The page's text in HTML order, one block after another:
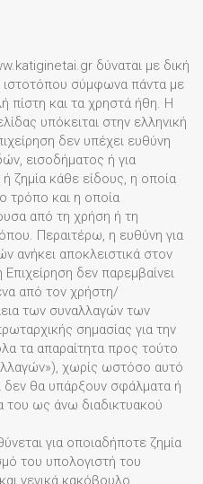
δύναται με δική
ιστοτόπου σύμφωνα πάντα με
πίστη και τα χρηστά ήθη. Η
υπόκειται στην ελληνική
δεν υπέχει ευθύνη
εισοδήματος ή για
ζημία κάθε είδους, η οποία
τρόπο και η οποία
από τη χρήση ή τη
Περαιτέρω, η ευθύνη για
ανήκει αποκλειστικά στον
δεν παρεμβαίνει
από τον χρήστη/
των συναλλαγών των
σημασίας για την
τα απαραίτητα προς τούτο
χωρίς ωστόσο αυτό
δεν θα υπάρξουν σφάλματα ή
του ως άνω διαδικτυακού
για οποιαδήποτε ζημία
του υπολογιστή του